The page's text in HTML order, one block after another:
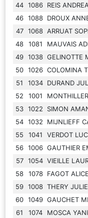
44 1086 REIS ANDREA
46 1088 DROUX
47 1068 ARRUAT
48
1081 MAUVAIS
49 1038 GELINOTTE
50 1026 COLOMINA
51
1034 DURAND
52
1001
53 1022 SIMON
54 1032 MIJNLIEFF
55
1041 VERDOT
56 1006 GAUTHIER
57 1054 VIEILLE
58
1078 FAGOT ALICE
59 1008 THERY JULIE
60 1049 GAUCHET
61
1074 MOSCA